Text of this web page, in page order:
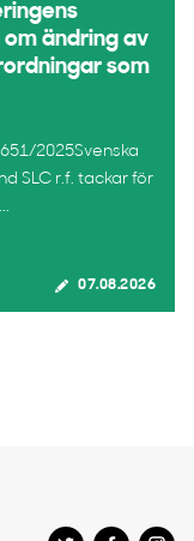
ändring av
som
2025Svenska
SLC r.f. tackar för
07.08.2026